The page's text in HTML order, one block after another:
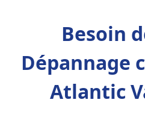
Besoin
Dépannage
Atlantic